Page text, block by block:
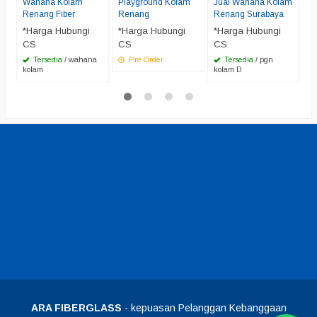
Wahana Kolam
Renang Fiber
*Harga Hubungi
CS
Tersedia / wahana
kolam
Playground Kolam
Renang
*Harga Hubungi
CS
Pre Order
Jual Wahana Kolam
Renang Surabaya
*Harga Hubungi
CS
Tersedia / pgn
kolam D
ARA FIBERGLASS - kepuasan Pelanggan Kebanggaan